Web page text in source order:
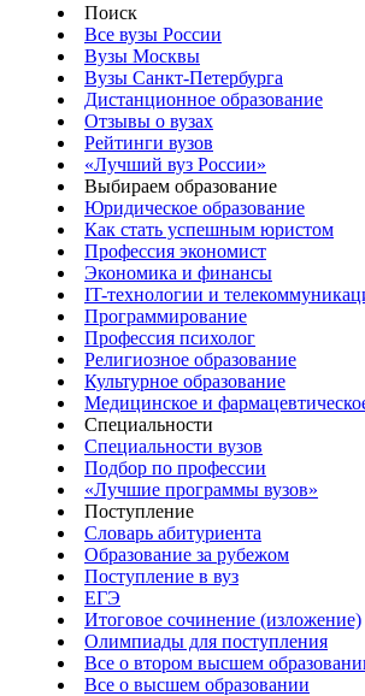
Поиск
Все вузы России
Вузы Москвы
Вузы Санкт-Петербурга
Дистанционное образование
Отзывы о вузах
Рейтинги вузов
«Лучший вуз России»
Выбираем образование
Юридическое образование
Как стать успешным юристом
Профессия экономист
Экономика и финансы
IT-технологии и
Программирование
Профессия психолог
Религиозное образование
Культурное образование
Медицинское и
Специальности
Специальности вузов
Подбор по профессии
«Лучшие программы вузов»
Поступление
Словарь абитуриента
Образование за рубежом
Поступление в вуз
ЕГЭ
Итоговое сочинение (изложение)
Олимпиады для поступления
Все о втором высшем
Все о высшем образовании